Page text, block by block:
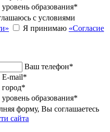
образования*
с условиями
Я принимаю «Согласие
Ваш телефон*
mail*
*
образования*
форму, Вы соглашаетесь
сайта